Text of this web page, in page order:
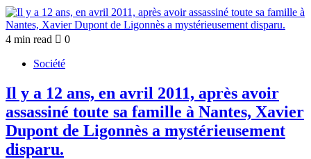
4 min read 0
Société
Il y a 12 ans, en avril 2011, après avoir
assassiné toute sa famille à Nantes, Xavier
Dupont de Ligonnès a mystérieusement
disparu.